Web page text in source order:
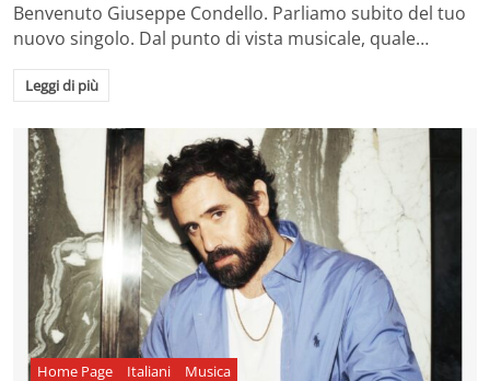
Benvenuto Giuseppe Condello. Parliamo subito del tuo
nuovo singolo. Dal punto di vista musicale, quale…
Leggi di più
Home Page Italiani Musica